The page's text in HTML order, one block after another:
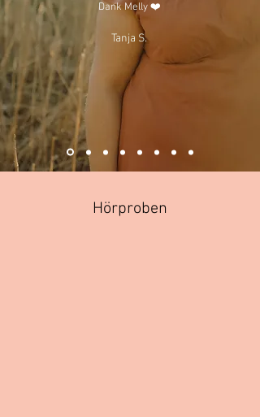
Dank Melly ❤️
Tanja S.
Hörproben